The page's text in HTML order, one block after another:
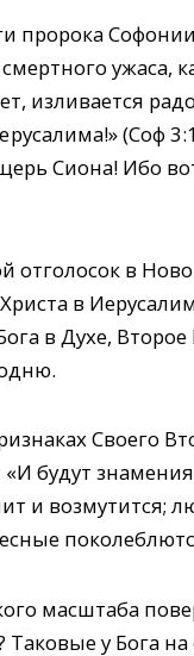
пророка
изливается
(Соф
Сиона! Ибо
отголосок в
в
в Духе,
Своего
будут
и возмутится;
масштаба
у Бога